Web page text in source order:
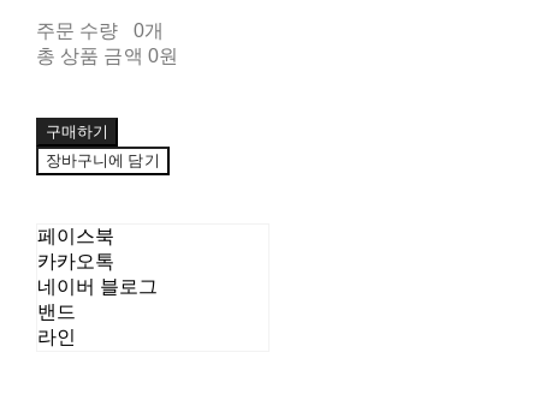
주문 수량
0개
총 상품 금액 0원
구매하기
장바구니에 담기
페이스북
카카오톡
네이버 블로그
밴드
라인